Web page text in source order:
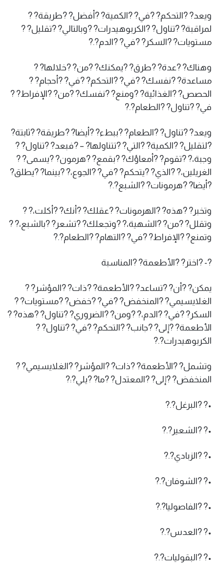
ويعد? ?التحكم? ?في? ?الكمية? ?أفضل? ?طريقة? ?
لمراقبة? ?تناول? ?الكربوهيدرات? ?وبالتالي? ?تقليل? ?
مستويات? ?السكر? ?في? ?الدم?.?
وهناك? ?عدة? ?طرق? ?يمكنك? ?من? ?خلالها? ?
مساعدة? ?نفسك? ?في? ?التحكم? ?في? ?أحجام? ?
الحصص? ?الغذائية? ?ومنع? ?نفسك? ?من? ?الإفراط? ?
في? ?تناول? ?الطعام?.?
ويعد? ?تناول? ?الطعام? ?ببطء? ?أيضا? ?طريقة? ?ثابتة?
?لتقليل? ?الكمية? ?التي? ?تتناولها? – ?فبعد? ?تناول? ?
وجبة،? ?تقوم? ?أمعاؤك? ?بقمع? ?هرمون? ?يسمى? ?
الغريلين،? ?الذي? ?يتحكم? ?في? ?الجوع،? ?بينما? ?يطلق?
?أيضا? ?هرمونات? ?الشبع?.?
وتخبر? ?هذه? ?الهرمونات? ?عقلك? ?أنك? ?أكلت،? ?
وتقلل? ?من? ?الشهية،? ?وتجعلك? ?تشعر? ?بالشبع،? ?
وتمنع? ?الإفراط? ?في? ?التهام? ?الطعام?.?
?- ?اختر? ?الأطعمة? ?المناسبة
يمكن? ?أن? ?تساعد? ?الأطعمة? ?ذات? ?المؤشر? ?
الغلايسيمي? ?المنخفض? ?في? ?خفض? ?مستويات? ?
السكر? ?في? ?الدم،? ?ومن? ?الضروري? ?تناول? ?هذه? ?
الأطعمة? ?إلى? ?جانب? ?التحكم? ?في? ?تناول? ?
الكربوهيدرات?.?
وتشمل? ?الأطعمة? ?ذات? ?المؤشر? ?الغلايسيمي? ?
المنخفض? ?إلى? ?المعتدل? ?ما? ?يلي?:?
•? ?البرغل?.?
•? ?الشعير?.?
•? ?الزبادي?.?
•? ?الشوفان?.?
•? ?الفاصوليا?.?
•? ?العدس?.?
•? ?البقوليات?.?